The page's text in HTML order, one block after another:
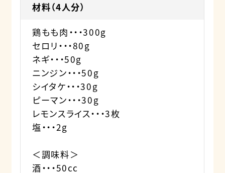
材料（4人分）
鶏もも肉・・・300g
セロリ・・・80g
ネギ・・・50g
ニンジン・・・50g
シイタケ・・・30g
ピーマン・・・30g
レモンスライス・・・3枚
塩・・・2g
＜調味料＞
酒・・・50cc